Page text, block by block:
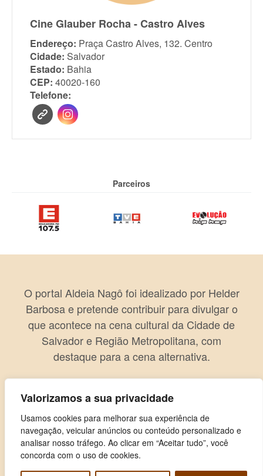
Valorizamos a sua privacidade
Usamos cookies para melhorar sua experiência de
navegação, veicular anúncios ou conteúdo personalizado e
analisar nosso tráfego. Ao clicar em “Aceitar tudo”, você
concorda com o uso de cookies.
Cine Glauber Rocha - Castro Alves
Endereço: Praça Castro Alves, 132. Centro
Cidade: Salvador
Estado: Bahia
CEP: 40020-160
Telefone:
Parceiros
O portal Aldeia Nagô foi idealizado por Helder
Barbosa e pretende contribuir para divulgar o
que acontece na cena cultural da Cidade de
Salvador e Região Metropolitana, com
destaque para a cena alternativa.